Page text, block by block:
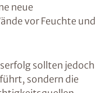
neue
vor Feuchte und
sollten jedoch
sondern die